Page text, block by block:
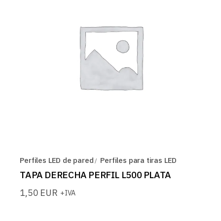
Perfiles LED de pared Perfiles para tiras LED
TAPA DERECHA PERFIL L500 PLATA
1,50 EUR +IVA